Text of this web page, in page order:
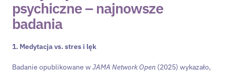
psychiczne – najnowsze
badania
1. Medytacja vs. stres i lęk
Badanie opublikowane wJAMA Network Open (2025) wykazało,